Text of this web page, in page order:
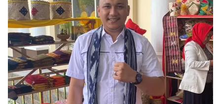
Partner
Insight
NTB
Suara
Time
Lens
IDN
Daily
Jogja
Jalan
Rakyat
Idealita
News
Kita
Notice
Dinamikapost.com
Radar
Baru
Seedbacklink
Follow
Kabarbaru